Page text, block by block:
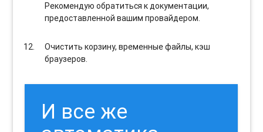
Рекомендую обратиться к документации,
предоставленной вашим провайдером.
Очистить корзину, временные файлы, кэш
браузеров.
И все же